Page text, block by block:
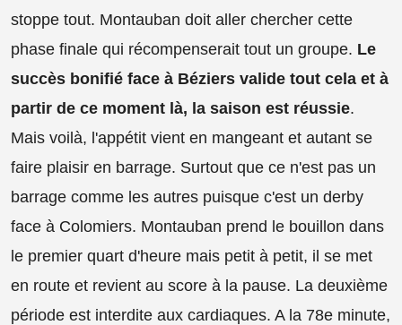
stoppe tout. Montauban doit aller chercher cette
phase finale qui récompenserait tout un groupe. Le
succès bonifié face à Béziers valide tout cela et à
partir de ce moment là, la saison est réussie.
Mais voilà, l'appétit vient en mangeant et autant se
faire plaisir en barrage. Surtout que ce n'est pas un
barrage comme les autres puisque c'est un derby
face à Colomiers. Montauban prend le bouillon dans
le premier quart d'heure mais petit à petit, il se met
en route et revient au score à la pause. La deuxième
période est interdite aux cardiaques. A la 78e minute,